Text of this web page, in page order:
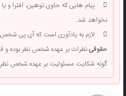
پیام هایی که حاوی توهین، افترا و
نخواهد شد.
لازم به یادآوری است که آی پی
حقوقینظرات بر عهده شخص نظر بوده و
گونه شکایت مسئولیت بر عهده شخص نظر